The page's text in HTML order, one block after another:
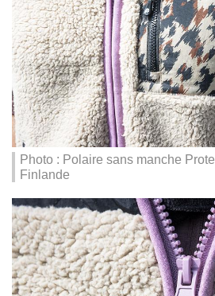
Photo : Polaire sans manche
Finlande